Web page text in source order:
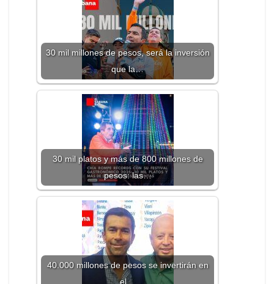
30 mil millones de pesos, será la inversión
que la…
30 mil platos y más de 800 millones de
pesos: las…
40.000 millones de pesos se invertirán en
el…